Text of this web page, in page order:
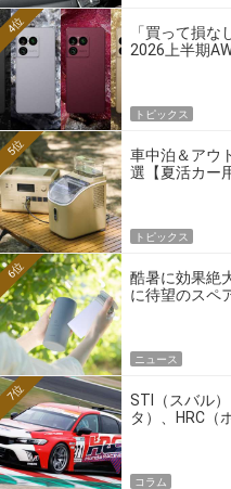
「買って損
2026上半期
4位
トピックス
車中泊＆アウ
選【夏活カー
5位
トピックス
酷暑に効果絶
に待望のスペ
6位
ニュース
STI（スバル
タ）、HRC（
7位
コラム